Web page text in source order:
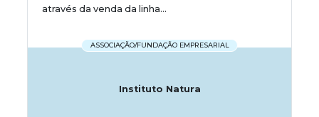
através da venda da linha...
ASSOCIAÇÃO/FUNDAÇÃO EMPRESARIAL
Instituto Natura